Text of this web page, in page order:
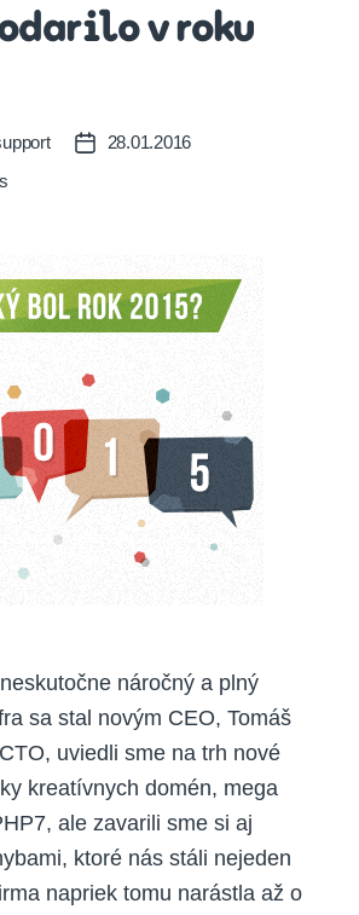
v roku
Post28.01.2016
v
roku
2015?
náročný a plný
sa stal novým CEO, Tomáš
uviedli sme na trh nové
kreatívnych domén, mega
ale zavarili sme si aj
ktoré nás stáli nejeden
napriek tomu narástla až o